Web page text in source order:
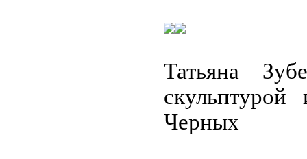
Татьяна
Черных